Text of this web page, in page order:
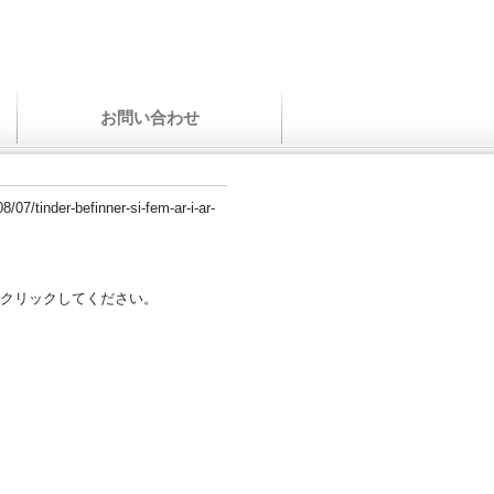
お問い合わせ
07/tinder-befinner-si-fem-ar-i-ar-
リックしてください。